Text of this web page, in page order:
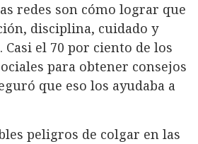
redes son cómo lograr que
disciplina, cuidado y
el 70 por ciento de los
para obtener consejos
que eso los ayudaba a
peligros de colgar en las